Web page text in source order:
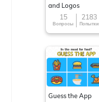
and Logos
15
Вопросы
2183
Попытки
Guess the App